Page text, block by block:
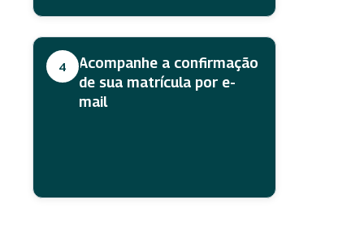
4
Acompanhe a confirmação
de sua matrícula por e-
mail